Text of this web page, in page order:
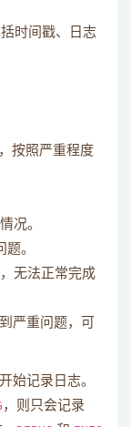
时间戳、日志
按照严重程度
况。
。
无法正常完成
严重问题，可
始记录日志。
，则只会记录